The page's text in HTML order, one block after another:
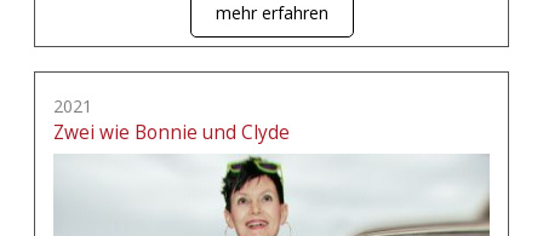
mehr erfahren
2021
Zwei wie Bonnie und Clyde